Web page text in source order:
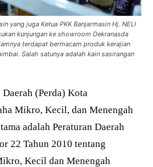
yang juga Ketua PKK Banjarmasin Hj. NELI
kunjungan ke showroom Dekranasda
terdapat bermacam produk kerajian
Salah satunya adalah kain sasirangan
(Perda) Kota
Mikro, Kecil, dan Menengah
adalah Peraturan Daerah
22 Tahun 2010 tentang
Kecil dan Menengah